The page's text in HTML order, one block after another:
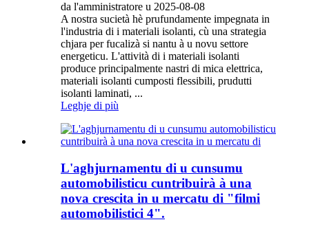
da l'amministratore u 2025-08-08
A nostra sucietà hè prufundamente impegnata in
l'industria di i materiali isolanti, cù una strategia
chjara per fucalizà si nantu à u novu settore
energeticu. L'attività di i materiali isolanti
produce principalmente nastri di mica elettrica,
materiali isolanti cumposti flessibili, prudutti
isolanti laminati, ...
Leghje di più
L'aghjurnamentu di u cunsumu
automobilisticu cuntribuirà à una
nova crescita in u mercatu di "filmi
automobilistici 4".